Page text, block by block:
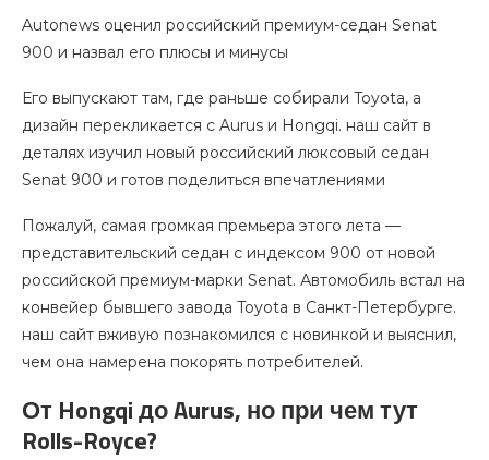
Autonews оценил российский премиум-седан Senat
900 и назвал его плюсы и минусы
Его выпускают там, где раньше собирали Toyota, а
дизайн перекликается с Aurus и Hongqi. наш сайт в
деталях изучил новый российский люксовый седан
Senat 900 и готов поделиться впечатлениями
Пожалуй, самая громкая премьера этого лета —
представительский седан с индексом 900 от новой
российской премиум-марки Senat. Автомобиль встал на
конвейер бывшего завода Toyota в Санкт-Петербурге.
наш сайт вживую познакомился с новинкой и выяснил,
чем она намерена покорять потребителей.
От Hongqi до Aurus, но при чем тут
Rolls-Royce?